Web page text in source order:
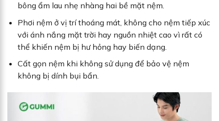
bông ẩm lau nhẹ nhàng hai bề mặt nệm.
Phơi nệm ở vị trí thoáng mát, không cho nệm tiếp xúc
với ánh nắng mặt trời hay nguồn nhiệt cao vì rất có
thể khiến nệm bị hư hỏng hay biến dạng.
Cất gọn nệm khi không sử dụng để bảo vệ nệm
không bị dính bụi bẩn.